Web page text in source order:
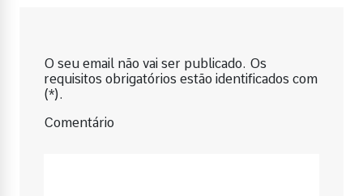
O seu email não vai ser publicado. Os
requisitos obrigatórios estão identificados com
(*).
Comentário